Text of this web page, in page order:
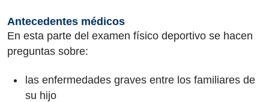
Antecedentes médicos
En esta parte del examen físico deportivo se hacen
preguntas sobre:
las enfermedades graves entre los familiares de
su hijo